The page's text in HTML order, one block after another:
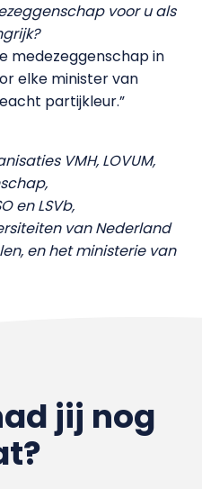
voor u als
medezeggenschap in
elke minister van
partijkleur.”
VMH, LOVUM,
en LSVb,
van Nederland
en het ministerie van
jij nog